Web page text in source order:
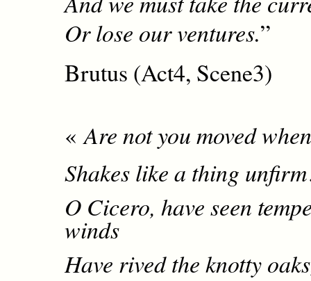
Or lose our ventures.”
Brutus (Act4, Scene3)
«Are not you moved
Shakes like a thing
O Cicero, have seen
winds
Have rived the knotty